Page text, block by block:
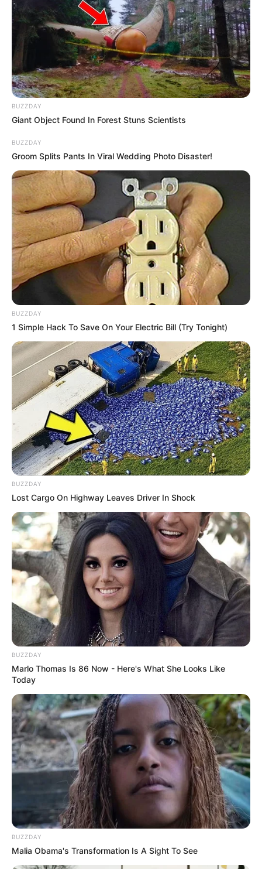
LIHAT ARTIKEL LAINNYA
Nyimas Ratu Rafa Beby Tsabina
Salshabilla Adriani Haico Van der Veken
BUZZDAY
Giant Object Found In Forest Stuns Scientists
BUZZDAY
Groom Splits Pants In Viral Wedding Photo Disaster!
BUZZDAY
1 Simple Hack To Save On Your Electric Bill (Try Tonight)
BUZZDAY
Lost Cargo On Highway Leaves Driver In Shock
BUZZDAY
Marlo Thomas Is 86 Now - Here's What She Looks Like
Today
BUZZDAY
Malia Obama's Transformation Is A Sight To See